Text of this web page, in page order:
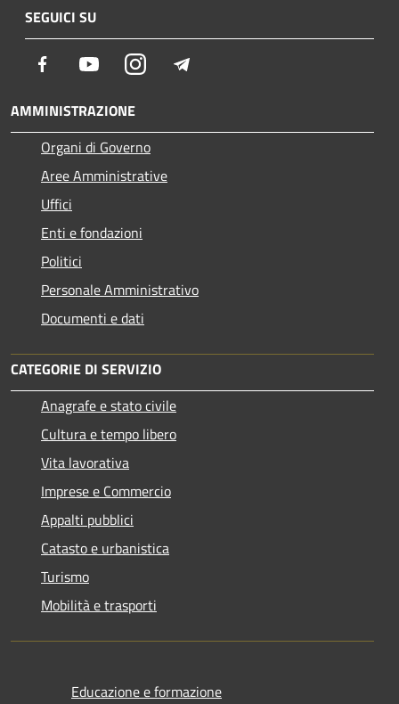
SEGUICI SU
Facebook YoutubeInstagram
AMMINISTRAZIONE
Organi di Governo
Aree Amministrative
Uffici
Enti e fondazioni
Politici
Personale Amministrativo
Documenti e dati
CATEGORIE DI SERVIZIO
Anagrafe e stato civile
Cultura e tempo libero
Vita lavorativa
Imprese e Commercio
Appalti pubblici
Catasto e urbanistica
Turismo
Mobilità e trasporti
Educazione e formazione